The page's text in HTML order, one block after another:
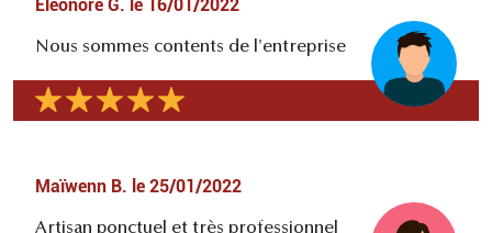
Eléonore G. le 16/01/2022
Nous sommes contents de l'entreprise
Maïwenn B. le 25/01/2022
Artisan ponctuel et très professionnel